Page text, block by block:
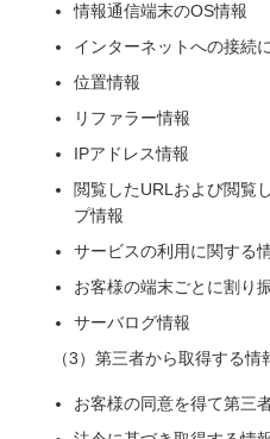
情報通信端末のOS情報
インターネットへの接続
位置情報
リファラー情報
IPアドレス情報
閲覧したURLおよび閲覧
プ情報
サービスの利用に関する
お客様の端末ごとに割り
サーバログ情報
（3）第三者から取得する情
お客様の同意を得て第三